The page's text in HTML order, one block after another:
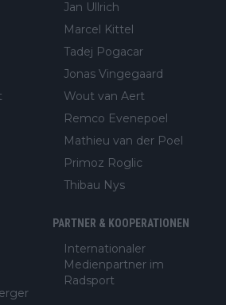
Jan Ullrich
Marcel Kittel
Tadej Pogacar
Jonas Vingegaard
Wout van Aert
Remco Evenepoel
Mathieu van der Poel
Primoz Roglic
Thibau Nys
PARTNER & KOOPERATIONEN
Internationaler
Medienpartner im
Radsport